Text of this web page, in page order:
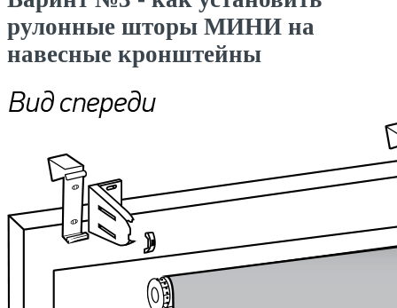
рулонные шторы МИНИ на
навесные кронштейны